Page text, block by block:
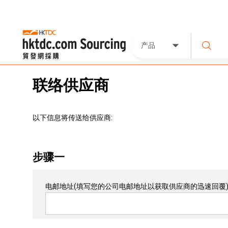
产品
联络供应商
以下信息将传送给供应商:
步骤一
电邮地址(填写您的公司电邮地址以获取供应商的迅速回覆)